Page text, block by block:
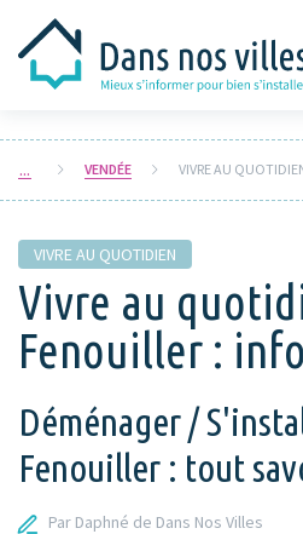
VENDÉE VIVRE AU
VIVRE AU QUOTIDIEN
Vivre au
Fenouiller :
Déménager /
Fenouiller : tout
Par Daphné de Dans Nos Villes